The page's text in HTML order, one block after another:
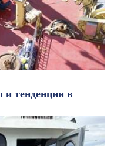
тенденции в